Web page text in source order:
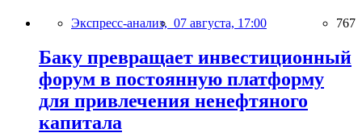
Экспресс-анализ, 07 августа, 17:00 767
Баку превращает инвестиционный
форум в постоянную платформу
для привлечения ненефтяного
капитала